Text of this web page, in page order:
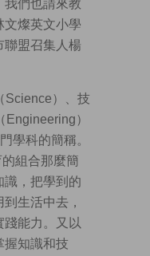
我們也請來教
文燦英文小學
聯盟召集人楊
Science）、技
）
學科的簡稱。
組合那麼簡
識，把學到的
生活中去，
踐能力。又以
握知識和技